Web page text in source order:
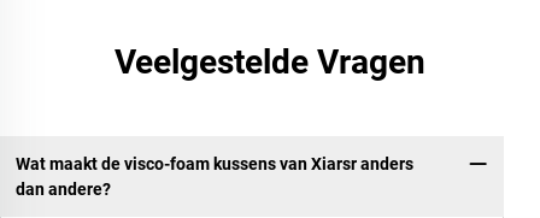
Veelgestelde Vragen
Wat maakt de visco-foam kussens van Xiarsr anders
dan andere?